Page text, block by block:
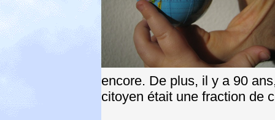
encore. De plus, il y a 90
citoyen était une fraction de